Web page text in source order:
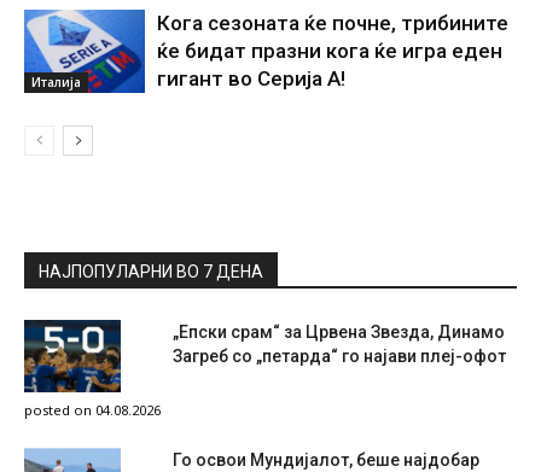
Италија
Кога сезоната ќе почне, трибините
ќе бидат празни кога ќе игра еден
гигант во Серија А!
НАЈПОПУЛАРНИ ВО 7 ДЕНА
„Епски срам“ за Црвена Звезда, Динамо
Загреб со „петарда“ го најави плеј-офот
posted on 04.08.2026
Го освои Мундијалот, беше најдобар